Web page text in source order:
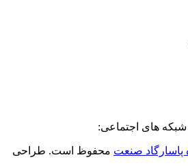
شبکه های اجتماعی:
پاسارگاد صنعت محفوظ است. طراحی